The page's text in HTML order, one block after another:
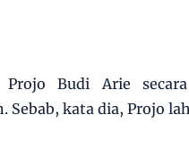
Budi Arie
Sebab, kata dia, Projo